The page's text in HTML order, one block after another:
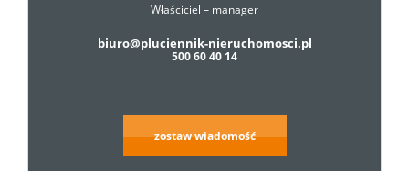
Właściciel – manager
biuro@pluciennik-nieruchomosci.pl
500 60 40 14
zostaw wiadomość